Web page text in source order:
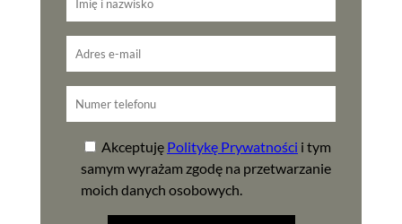
Akceptuję Politykę Prywatności i tym
samym wyrażam zgodę na przetwarzanie
moich danych osobowych.